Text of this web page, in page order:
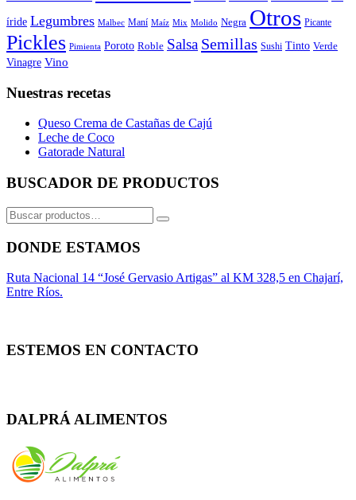
íride Legumbres Malbec Maní Maíz Mix Molido Negra Otros Picante
Pickles Pimienta Poroto Roble Salsa Semillas Sushi Tinto Verde
Vinagre Vino
Nuestras recetas
Queso Crema de Castañas de Cajú
Leche de Coco
Gatorade Natural
BUSCADOR DE PRODUCTOS
Buscar
por:
DONDE ESTAMOS
Ruta Nacional 14 “José Gervasio Artigas” al KM 328,5 en Chajarí,
Entre Ríos.
ESTEMOS EN CONTACTO
DALPRÁ ALIMENTOS